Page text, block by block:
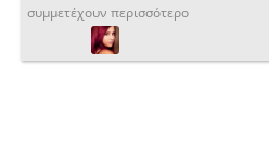
συμμετέχουν περισσότερο